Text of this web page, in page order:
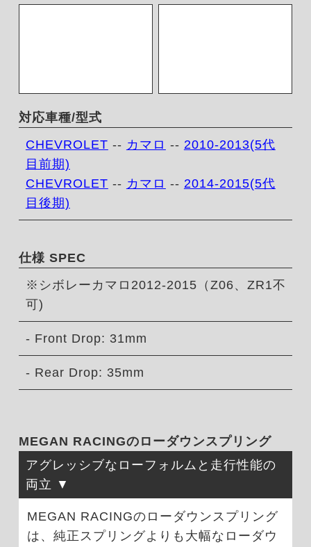
対応車種/型式
CHEVROLET -- カマロ -- 2010-2013(5代
目前期)
CHEVROLET -- カマロ -- 2014-2015(5代
目後期)
仕様 SPEC
※シボレーカマロ2012-2015（Z06、ZR1不
可)
- Front Drop: 31mm
- Rear Drop: 35mm
MEGAN RACINGのローダウンスプリング
アグレッシブなローフォルムと走行性能の
両立
MEGAN RACINGのローダウンスプリング
は、純正スプリングよりも大幅なローダウ